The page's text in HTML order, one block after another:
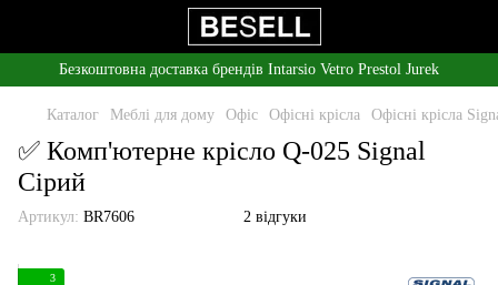
Безкоштовна доставка брендів Intarsio Vetro Prestol Jurek
Каталог Меблі для дому Офіс Офісні крісла Офісні крісла
✅ Комп'ютерне крісло Q-025 Signal
Сірий
Артикул: BR7606 2 відгуки
3